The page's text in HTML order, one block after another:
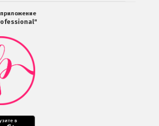
Мобильное
приложение
Салоны
Professional
загрузить
в
Google
Мобильное